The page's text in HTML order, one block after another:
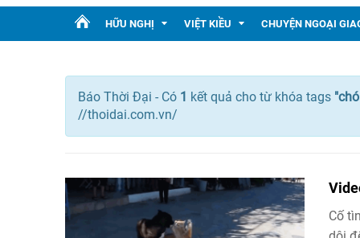
HỮU NGHỊ VIỆT KIỀU CHUYỆN NGOẠI
Báo Thời Đại - Có 1 kết quả cho từ khóa tags "
//thoidai.com.vn/
Cố